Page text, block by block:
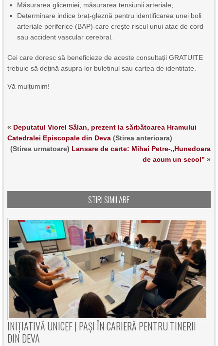
Măsurarea glicemiei, măsurarea tensiunii arteriale;
Determinare indice braț-gleznă pentru identificarea unei boli
arteriale periferice (BAP)-care crește riscul unui atac de cord
sau accident vascular cerebral.
Cei care doresc să beneficieze de aceste consultații GRATUITE
trebuie să dețină asupra lor buletinul sau cartea de identitate.
Vă mulțumim!
« Deputatul Viorel Sălan, prezent la sărbătoarea Hramului
Catedralei Episcopale din Deva (Stirea anterioara)
(Stirea urmatoare) Lansare de carte: Mihai Petre-„Hunedoara
de acum un secol” »
STIRI SIMILARE
INIȚIATIVĂ UNICEF | PAȘI ÎN CARIERĂ PENTRU TINERII
DIN DEVA